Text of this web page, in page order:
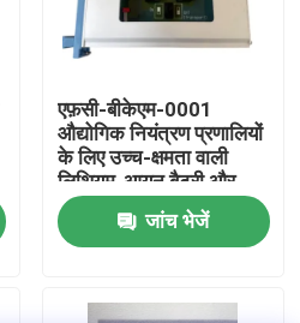
एफ़सी-बीकेएम-0001
औद्योगिक नियंत्रण प्रणालियों
के लिए उच्च-क्षमता वाली
लिथियम-आयन बैटरी और
मैकेनिकल की स्विच के साथ
बैटरी और की स्विच मॉड्यूल
जांच भेजें